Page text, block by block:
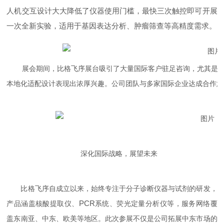
人机交互设计大大降低了仪器使用门槛，最快三次触控即可开展
一次全新实验，适用于基因表达分析、肿瘤筛查等高精度需求。
展会期间，比格飞序展台吸引了大量国际客户驻足咨询，尤其
本地化适配设计表现出浓厚兴趣。公司团队与多家国际企业达成合作
深化国际战略，展望未来
​比格飞序自成立以来，始终专注于分子诊断仪器与试剂的研发，
产品涵盖核酸提取仪、 PCR系统、荧光定量分析仪等，服务网络覆
盖东南亚、中东、欧美等地区。此次参展不仅是公司拓展中东市场的